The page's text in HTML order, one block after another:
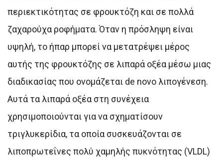
περιεκτικότητας σε φρουκτόζη και σε πολλά
ζαχαρούχα ροφήματα. Όταν η πρόσληψη είναι
υψηλή, το ήπαρ μπορεί να μετατρέψει μέρος
αυτής της φρουκτόζης σε λιπαρά οξέα μέσω μιας
διαδικασίας που ονομάζεται de novo λιπογένεση.
Αυτά τα λιπαρά οξέα στη συνέχεια
χρησιμοποιούνται για να σχηματίσουν
τριγλυκερίδια, τα οποία συσκευάζονται σε
λιποπρωτεΐνες πολύ χαμηλής πυκνότητας (VLDL)